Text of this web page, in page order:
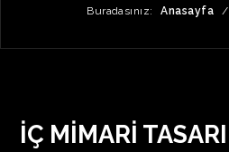
Buradasınız: Anasayfa /
İÇ MİMARİ